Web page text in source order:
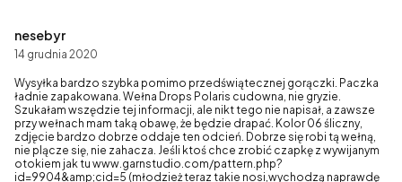
nesebyr
14 grudnia 2020
Wysyłka bardzo szybka pomimo przedświątecznej gorączki. Paczka
ładnie zapakowana. Wełna Drops Polaris cudowna, nie gryzie.
Szukałam wszędzie tej informacji, ale nikt tego nie napisał, a zawsze
przy wełnach mam taką obawę, że będzie drapać. Kolor 06 śliczny,
zdjęcie bardzo dobrze oddaje ten odcień. Dobrze się robi tą wełną,
nie plącze się, nie zahacza. Jeśli ktoś chce zrobić czapkę z wywijanym
otokiem jak tu www.garnstudio.com/pattern.php?
id=9904&amp;cid=5 (młodzież teraz takie nosi,wychodzą naprawdę